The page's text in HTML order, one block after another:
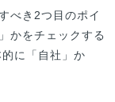
べき2つ目のポイ
かをチェックする
に「自社」か